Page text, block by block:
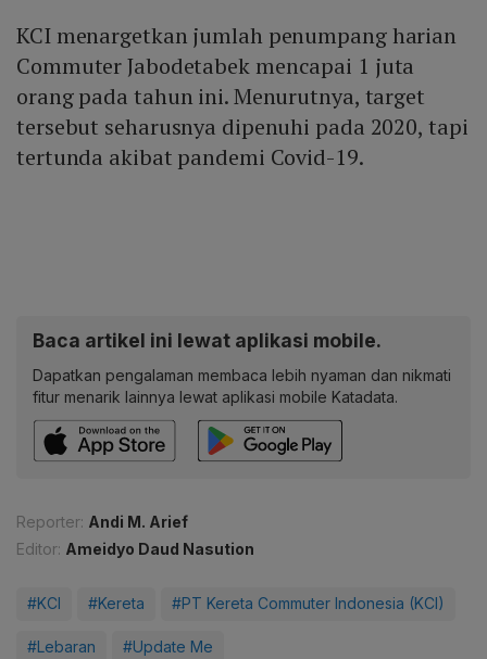
KCI menargetkan jumlah penumpang harian
Commuter Jabodetabek mencapai 1 juta
orang pada tahun ini. Menurutnya, target
tersebut seharusnya dipenuhi pada 2020, tapi
tertunda akibat pandemi Covid-19.
Baca artikel ini lewat aplikasi mobile.
Dapatkan pengalaman membaca lebih nyaman dan nikmati
fitur menarik lainnya lewat aplikasi mobile Katadata.
Reporter: Andi M. Arief
Editor: Ameidyo Daud Nasution
#KCI #Kereta #PT Kereta Commuter Indonesia (KCI)
#Lebaran #Update Me